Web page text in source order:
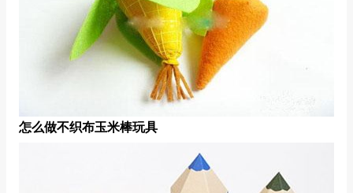
怎么做不织布玉米棒玩具